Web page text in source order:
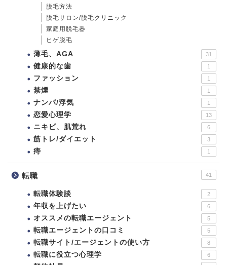
脱毛方法
脱毛サロン/脱毛クリニック
家庭用脱毛器
ヒゲ脱毛
薄毛、AGA 31
健康的な歯 1
ファッション 1
禁煙 1
ナンパ/浮気 1
恋愛心理学 13
ニキビ、肌荒れ 6
筋トレ/ダイエット 3
痔 1
転職 41
転職体験談 2
年収を上げたい 6
オススメの転職エージェント 5
転職エージェントの口コミ 5
転職サイト/エージェントの使い方 8
転職に役立つ心理学 6